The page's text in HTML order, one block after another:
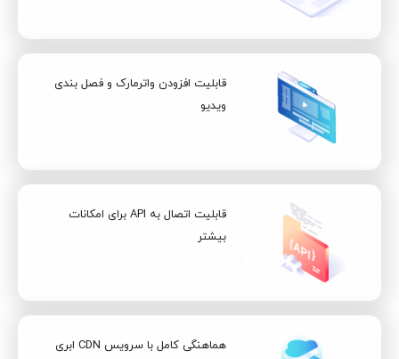
قابلیت افزودن واترمارک و فصل بندی
ویدیو
قابلیت اتصال به API برای امکانات
بیشتر
هماهنگی کامل با سرویس CDN ابری